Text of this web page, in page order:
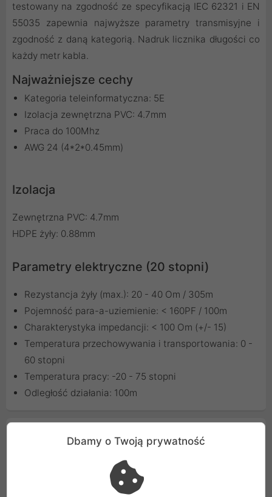
testowany na zgodność ze specyfikacją IEC 62321 i EN
55035 zapewnia najwyższe parametry transmisyjne i
zgodność z daną kategorią. Nadruk licznika długości co
każdy metr kabla.
Najważniejsze cechy
Kategoria teleinformatyczna: 5E
Izolacja zewnętrzna PVC: 4.7mm
Praca do 100Mhz
AWG 24 (4*2*0.45mm)
Izolacja
Zewnętrzna PVC: 4.7mm
HDPE żyły: 0.88mm
Parametry elektryczne (20 stopni)
Rezystancja żyły (max.): 20 - 40 Om / 305m
Pojemność para-a-uziemienie: < 160PF / 100m
Charakterystyka impedancji: < 100 Om (+/- 15)
Temperatura przechowywania i transportowania: 0 -
60 stopni
Temperatura pracy: -20 - 75 stopni
Odległość działania: 100m
Cechy produktu
Kabel
Dbamy o Twoją prywatność